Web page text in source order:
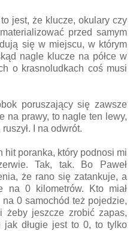
jest, że klucze, okulary czy
przed samym
się w miejscu, w którym
nagle klucze na półce w
o krasnoludkach coś musi
poruszający się zawsze
na prawy, to nagle ten lewy,
I na odwrót.
hit poranka, który podnosi mi
Tak, tak. Bo Paweł
że rano się zatankuje, a
na 0 kilometrów. Kto miał
0 samochód też pojedzie,
żeby jeszcze zrobić zapas,
długie jest to 0, to tylko